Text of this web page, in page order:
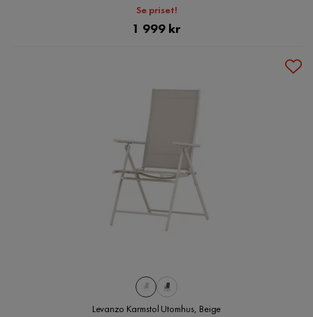
Se priset!
Pris
1 999 kr
Levanzo Karmstol Utomhus, Beige